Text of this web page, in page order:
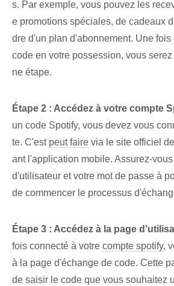
s. Par exemple, vous pouvez les
e promotions spéciales, de cadeaux
dre d'un plan d'abonnement. Une fois
code en votre possession, vous
ne étape.
Étape 2 : Accédez à votre compte
un ⁢code Spotify, vous devez vous
te. C'est peut faire via le site officiel
ant l'application mobile. Assurez-
d'utilisateur et votre mot de passe à
de commencer le processus
Étape 3 : Accédez à la page
fois connecté à votre compte spotify,
à la page d'échange de code. Cette
de saisir le code que vous souhaitez